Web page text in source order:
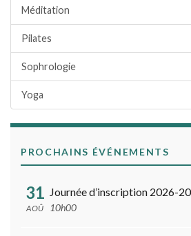
Méditation
Pilates
Sophrologie
Yoga
PROCHAINS ÉVÉNEMENTS
31
AOÛ
Journée d’inscription 2026-
10h00